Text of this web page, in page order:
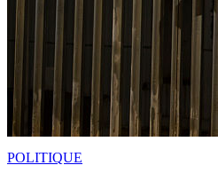
POLITIQUE